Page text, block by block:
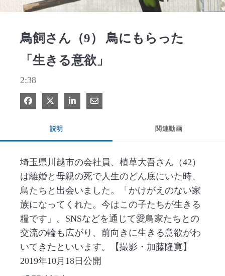
鳥飼さん（9） 鳥にもらった
「生きる意欲」
2:38
Facebook で共有
Xで共有する
LinkedIn で共有
電子メールで共有
説明 関連動画
埼玉県川越市の会社員、植草大吾さん（42）
は離婚と母親の死で人生のどん底にいた時、
鳥たちと出会いました。「かけがえのない家
族になってくれた。今はこの子たちが生きる
糧です」。SNSなどを通じて愛鳥家たちとの
交流の輪も広がり、前向きに生きる意欲がわ
いてきたといいます。【撮影・加藤隆寛】
2019年10月18日公開